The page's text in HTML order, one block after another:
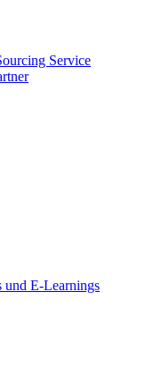
Service
und E-Learnings